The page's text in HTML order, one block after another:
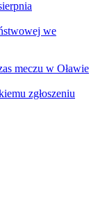
we
meczu w Oławie
zgłoszeniu